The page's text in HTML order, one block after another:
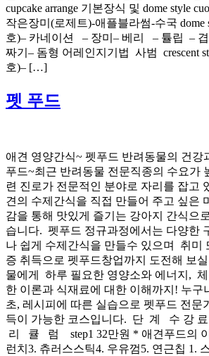
cupcake arrange 기본장식 및 dome style
작은장미(로제트)-애플블라썸-수국 dome
호)– 카네이션 – 장미– 베리 – 튤립 – 겹
짜기– 돔형 어레인지기법 사범 crescent
호)– […]
펫 푸드
애견 영양간식~ 펫푸드 반려동물의 건강
푸드~최근 반려동물 전문직종의 수요가
련 진로가 전문적인 분야로 자리를 잡고
견의 수제간식을 직접 만들어 주고 싶은
감을 통해 맛있게 즐기는 강아지 간식으
습니다. 펫푸드 정규과정에서는 다양한
나 쉽게 수제간식을 만들수 있으며 취미
증 취득으로 펫푸드창업까지 도전해 보
물에게 하루 필요한 영양소와 에너지,
한 이론과 식재료에 대한 이해까지! 누구
초, 레시피에 따른 실습으로 펫푸드 전문
득이 가능한 코스입니다. 단 계 수 강 료
리 큘 럼 step1 32만원 * 애견푸드의 이
런치3. 츄러스스틱4. 우유껌5. 연근칩 1.